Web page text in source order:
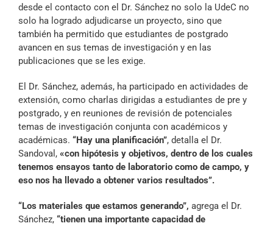
desde el contacto con el Dr. Sánchez no solo la UdeC no
solo ha logrado adjudicarse un proyecto, sino que
también ha permitido que estudiantes de postgrado
avancen en sus temas de investigación y en las
publicaciones que se les exige.
El Dr. Sánchez, además, ha participado en actividades de
extensión, como charlas dirigidas a estudiantes de pre y
postgrado, y en reuniones de revisión de potenciales
temas de investigación conjunta con académicos y
académicas. “Hay una planificación”, detalla el Dr.
Sandoval, «con hipótesis y objetivos, dentro de los cuales
tenemos ensayos tanto de laboratorio como de campo, y
eso nos ha llevado a obtener varios resultados”.
“Los materiales que estamos generando”, agrega el Dr.
Sánchez, “tienen una importante capacidad de